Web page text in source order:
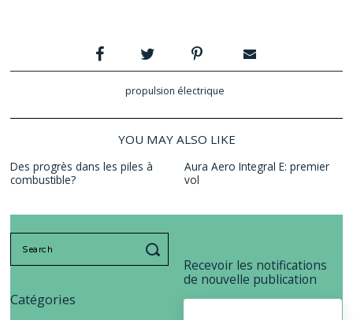
propulsion électrique
YOU MAY ALSO LIKE
Des progrès dans les piles à
combustible?
Aura Aero Integral E: premier
vol
Recevoir les notifications
de nouvelle publication
Catégories